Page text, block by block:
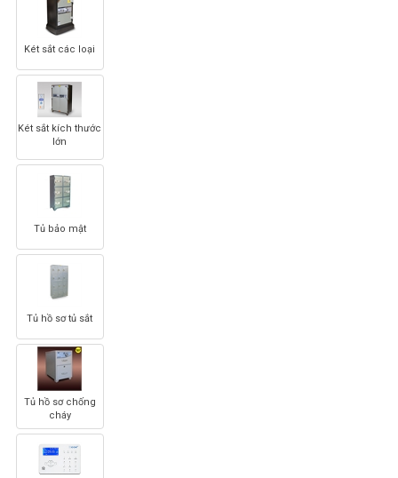
Két sắt các loại
Két sắt kích thước
lớn
Tủ bảo mật
Tủ hồ sơ tủ sắt
Tủ hồ sơ chống
cháy